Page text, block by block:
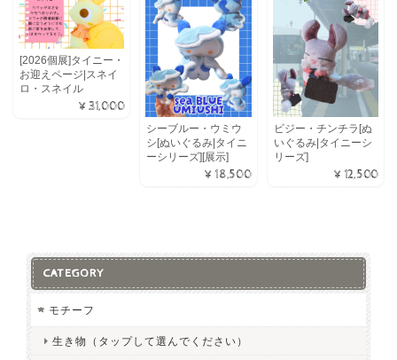
[2026個展]タイニー・
お迎えページ|スネイ
ロ・スネイル
¥31,000
シーブルー・ウミウ
シ[ぬいぐるみ|タイニ
ーシリーズ][展示]
¥18,500
ビジー・チンチラ[ぬ
いぐるみ|タイニーシ
リーズ]
¥12,500
CATEGORY
モチーフ
生き物（タップして選んでください）